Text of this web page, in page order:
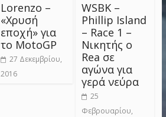
Lorenzo –
«Χρυσή
εποχή» για
το MotoGP
27 Δεκεμβρίου,
2016
WSBK –
Phillip Island
– Race 1 –
Νικητής ο
Rea σε
αγώνα για
γερά νεύρα
25
Φεβρουαρίου,